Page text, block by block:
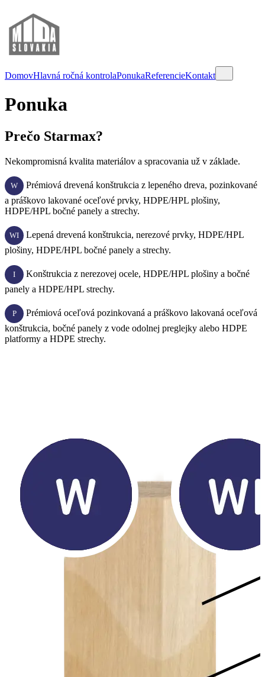
DomovHlavná ročná kontrolaPonukaReferencieKontakt
Ponuka
Prečo Starmax?
Nekompromisná kvalita materiálov a spracovania už v základe.
W
Prémiová drevená konštrukcia z lepeného dreva, pozinkované
a práškovo lakované oceľové prvky, HDPE/HPL plošiny,
HDPE/HPL bočné panely a strechy.
WI
Lepená drevená konštrukcia, nerezové prvky, HDPE/HPL
plošiny, HDPE/HPL bočné panely a strechy.
I
Konštrukcia z nerezovej ocele, HDPE/HPL plošiny a bočné
panely a HDPE/HPL strechy.
P
Prémiová oceľová pozinkovaná a práškovo lakovaná oceľová
konštrukcia, bočné panely z vode odolnej preglejky alebo HDPE
platformy a HDPE strechy.